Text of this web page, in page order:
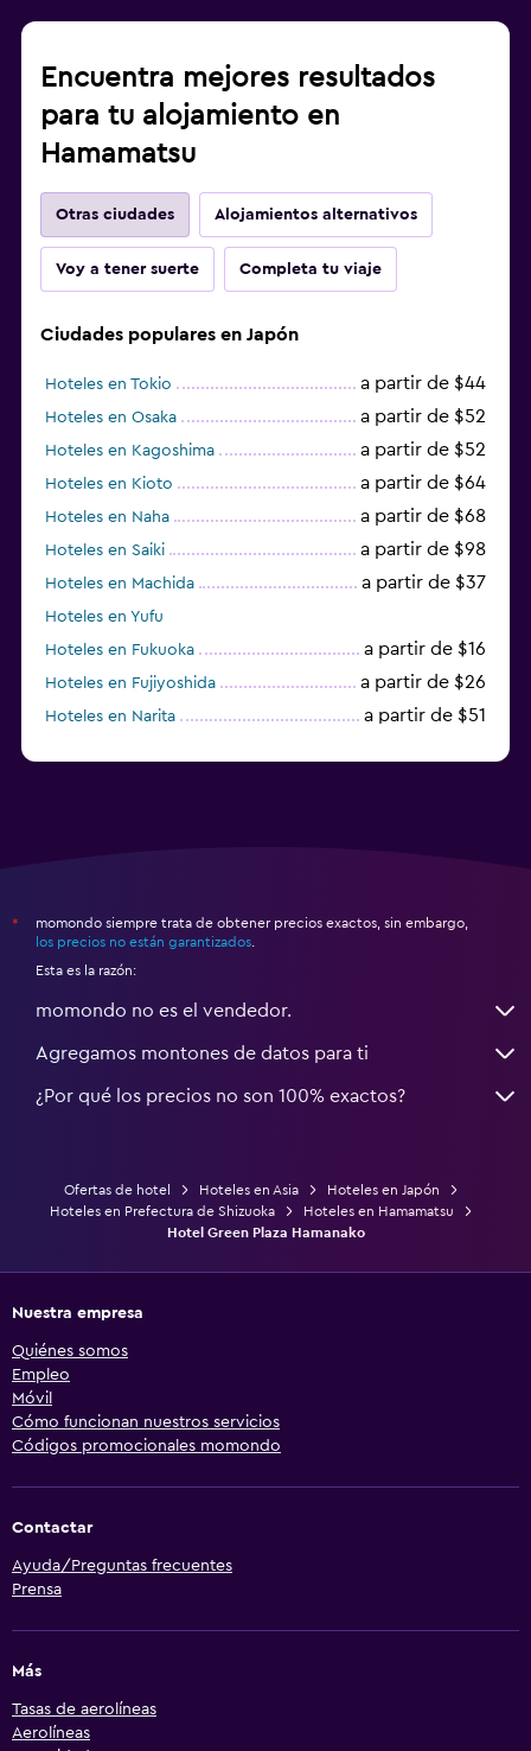
Encuentra mejores resultados
para tu alojamiento en
Hamamatsu
Otras ciudades Alojamientos alternativos
Voy a tener suerte Completa tu viaje
Ciudades populares en Japón
Hoteles en Tokio a partir de $44
Hoteles en Osaka a partir de $52
Hoteles en Kagoshima a partir de $52
Hoteles en Kioto a partir de $64
Hoteles en Naha a partir de $68
Hoteles en Saiki a partir de $98
Hoteles en Machida a partir de $37
Hoteles en Yufu
Hoteles en Fukuoka
a partir de $16
Hoteles en Fujiyoshida a partir de $26
Hoteles en Narita a partir de $51
*
momondo siempre trata de obtener precios exactos, sin embargo,
los precios no están garantizados
Esta es la razón:
momondo no es el vendedor.
Agregamos montones de datos para ti
¿Por qué los precios no son 100% exactos?
Ofertas de hotel Hoteles en Asia
Hoteles en Japón
Hoteles en Prefectura de Shizuoka
Hoteles en Hamamatsu
Hotel Green Plaza Hamanako
Nuestra empresa
Quiénes somos
Empleo
Móvil
Cómo funcionan nuestros servicios
Códigos promocionales momondo
Contactar
Ayuda/Preguntas frecuentes
Prensa
Más
Tasas de aerolíneas
Aerolíneas